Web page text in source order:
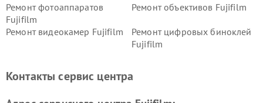
Ремонт фотоаппаратов
Fujifilm
Ремонт объективов Fujifilm
Ремонт видеокамер Fujifilm
Ремонт цифровых биноклей
Fujifilm
Контакты сервис центра